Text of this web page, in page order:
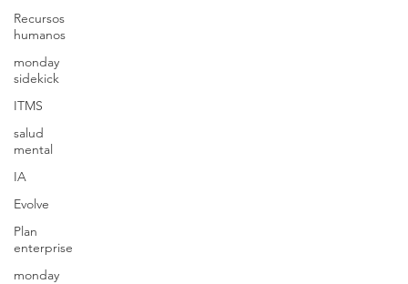
Recursos
humanos
monday
sidekick
ITMS
salud
mental
IA
Evolve
Plan
enterprise
monday